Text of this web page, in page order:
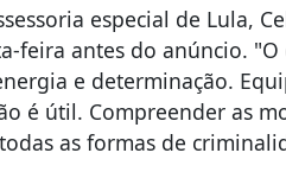
especial de Lula,
feira antes do anúncio.
e determinação.
é útil. Compreender as
as formas de